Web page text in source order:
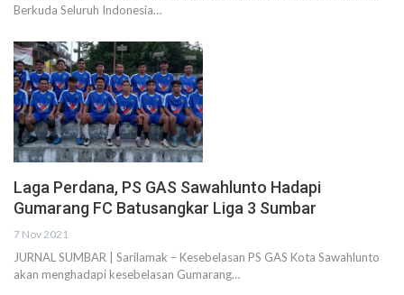
Berkuda Seluruh Indonesia…
Laga Perdana, PS GAS Sawahlunto Hadapi
Gumarang FC Batusangkar Liga 3 Sumbar
7 Nov 2021
JURNAL SUMBAR | Sarilamak – Kesebelasan PS GAS Kota Sawahlunto
akan menghadapi kesebelasan Gumarang…